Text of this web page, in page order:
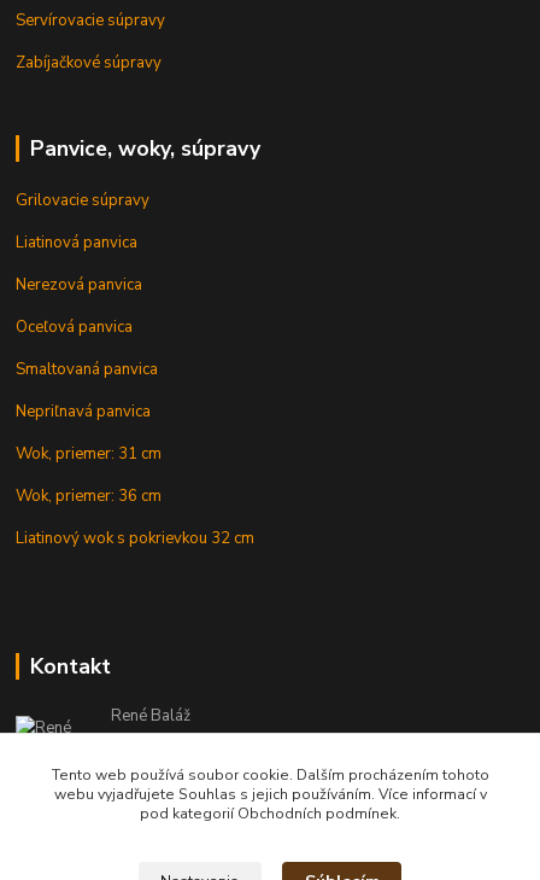
Servírovacie súpravy
Zabíjačkové súpravy
Panvice, woky, súpravy
Grilovacie súpravy
Liatinová panvica
Nerezová panvica
Oceľová panvica
Smaltovaná panvica
Nepriľnavá panvica
Wok, priemer: 31 cm
Wok, priemer: 36 cm
Liatinový wok s pokrievkou 32 cm
Kontakt
René Baláž
Eshop: +421 902 212 007
od 8:00 - do 16:00 hod
info@kotlikyshop.sk
Tento web používá soubor cookie. Dalším procházením tohoto
webu vyjadřujete Souhlas s jejich používáním. Více informací v
pod kategorií Obchodních podmínek.